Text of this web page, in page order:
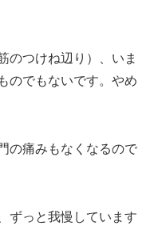
のつけね辺り）、いま
のでもないです。やめ
の痛みもなくなるので
ずっと我慢しています